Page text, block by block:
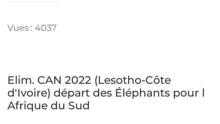
Vues : 4037
Elim. CAN 2022 (Lesotho-Côte
d'Ivoire) départ des Éléphants pour l
Afrique du Sud